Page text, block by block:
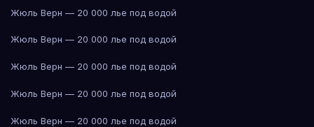
Жюль Верн — 20 000 лье под водой
Жюль Верн — 20 000 лье под водой
Жюль Верн — 20 000 лье под водой
Жюль Верн — 20 000 лье под водой
Жюль Верн — 20 000 лье под водой